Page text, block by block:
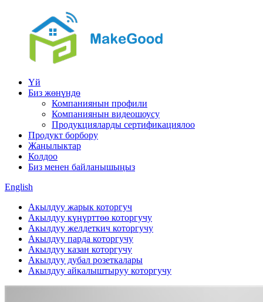
Үй
Биз жөнүндө
Компаниянын профили
Компаниянын видеошоусу
Продукцияларды сертификациялоо
Продукт борбору
Жаңылыктар
Колдоо
Биз менен байланышыңыз
English
Акылдуу жарык которгуч
Акылдуу күңүрттөө которгучу
Акылдуу желдеткич которгучу
Акылдуу парда которгучу
Акылдуу казан которгучу
Акылдуу дубал розеткалары
Акылдуу айкалыштыруу которгучу